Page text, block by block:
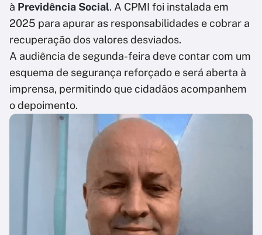
à Previdência Social. A CPMI foi instalada em
2025 para apurar as responsabilidades e cobrar a
recuperação dos valores desviados.
A audiência de segunda-feira deve contar com um
esquema de segurança reforçado e será aberta à
imprensa, permitindo que cidadãos acompanhem
o depoimento.